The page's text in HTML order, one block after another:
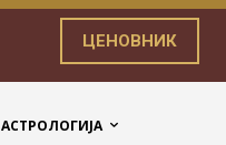
ЦЕНОВНИК
АСТРОЛОГИЈА